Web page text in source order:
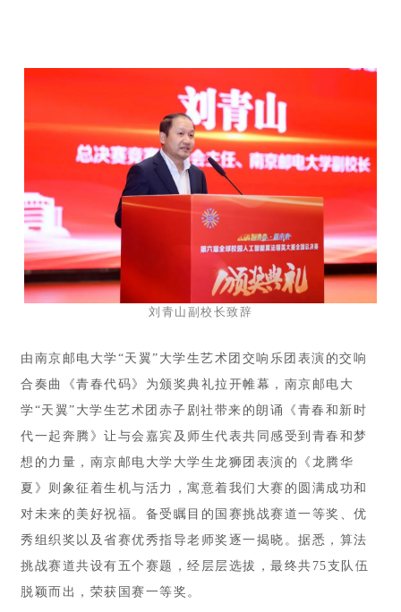
刘青山副校长致辞
由南京邮电大学“天翼”大学生艺术团交响乐团表演的交响
合奏曲《青春代码》为颁奖典礼拉开帷幕，南京邮电大
学“天翼”大学生艺术团赤子剧社带来的朗诵《青春和新时
代一起奔腾》让与会嘉宾及师生代表共同感受到青春和梦
想的力量，南京邮电大学大学生龙狮团表演的《龙腾华
夏》则象征着生机与活力，寓意着我们大赛的圆满成功和
对未来的美好祝福。备受瞩目的国赛挑战赛道一等奖、优
秀组织奖以及省赛优秀指导老师奖逐一揭晓。据悉，算法
挑战赛道共设有五个赛题，经层层选拔，最终共75支队伍
脱颖而出，荣获国赛一等奖。